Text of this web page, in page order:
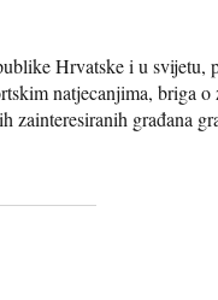
Hrvatske i u svijetu,
natjecanjima, briga
građana